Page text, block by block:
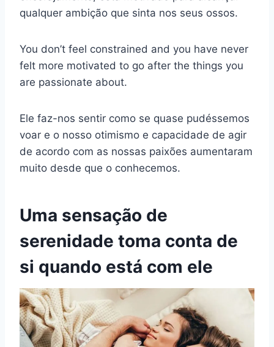
qualquer ambição que sinta nos seus ossos.
You don’t feel constrained and you have never
felt more motivated to go after the things you
are passionate about.
Ele faz-nos sentir como se quase pudéssemos
voar e o nosso otimismo e capacidade de agir
de acordo com as nossas paixões aumentaram
muito desde que o conhecemos.
Uma sensação de
serenidade toma conta de
si quando está com ele